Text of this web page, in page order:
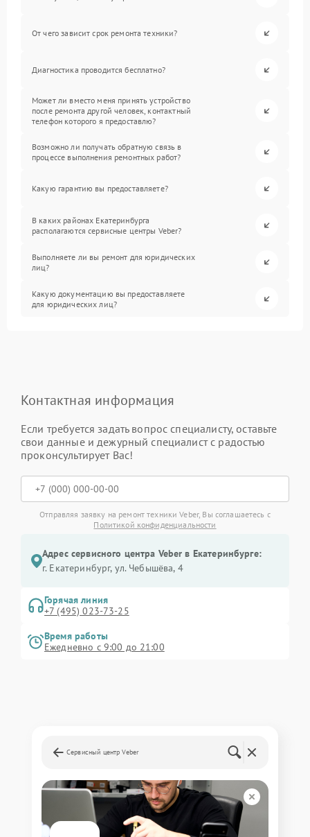
От чего зависит срок ремонта техники?
Диагностика проводится бесплатно?
Может ли вместо меня принять устройство
после ремонта другой человек, контактный
телефон которого я предоставлю?
Возможно ли получать обратную связь в
процессе выполнения ремонтных работ?
Какую гарантию вы предоставляете?
В каких районах Екатеринбурга
располагаются сервисные центры Veber?
Выполняете ли вы ремонт для юридических
лиц?
Какую документацию вы предоставляете
для юридических лиц?
Контактная информация
Если требуется задать вопрос специалисту, оставьте
свои данные и дежурный специалист с радостью
проконсультирует Вас!
Отправляя заявку на ремонт техники Veber, Вы соглашаетесь с
Политикой конфиденциальности
Адрес сервисного центра Veber в Екатеринбурге:
г. Екатеринбург, ул. Чебышёва, 4
Горячая линия
+7 (495) 023-73-25
Время работы
Ежедневно с 9:00 до 21:00
Сервисный центр Veber